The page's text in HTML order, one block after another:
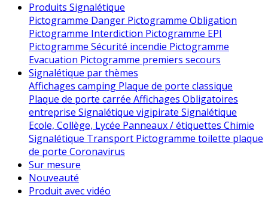
Produits Signalétique
Pictogramme Danger Pictogramme Obligation
Pictogramme Interdiction Pictogramme EPI
Pictogramme Sécurité incendie Pictogramme
Evacuation Pictogramme premiers secours
Signalétique par thèmes
Affichages camping Plaque de porte classique
Plaque de porte carrée Affichages Obligatoires
entreprise Signalétique vigipirate Signalétique
Ecole, Collège, Lycée Panneaux / étiquettes Chimie
Signalétique Transport Pictogramme toilette plaque
de porte Coronavirus
Sur mesure
Nouveauté
Produit avec vidéo